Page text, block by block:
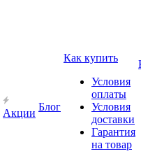
Акции
Блог
Как купить
Условия
оплаты
Условия
доставки
Гарантия
на товар